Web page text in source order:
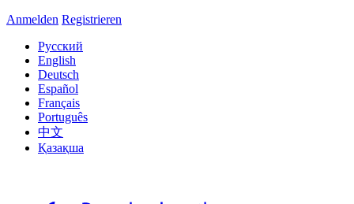
Anmelden Registrieren
Русский
English
Deutsch
Español
Français
Português
中文
Қазақша